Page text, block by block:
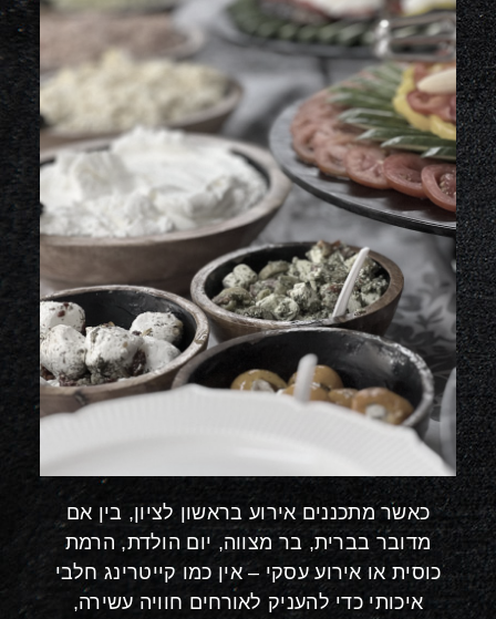
כאשר מתכננים אירוע בראשון לציון, בין אם
מדובר בברית, בר מצווה, יום הולדת, הרמת
כוסית או אירוע עסקי – אין כמו קייטרינג חלבי
איכותי כדי להעניק לאורחים חוויה עשירה,